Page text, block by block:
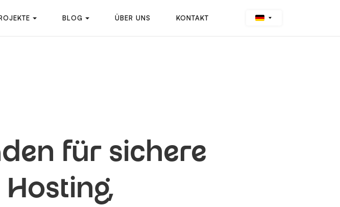
BLOG ÜBER UNS KONTAKT
für sichere